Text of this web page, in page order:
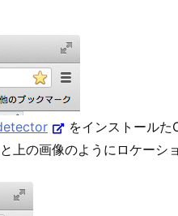
をインストール
上の画像のようにロケーシ